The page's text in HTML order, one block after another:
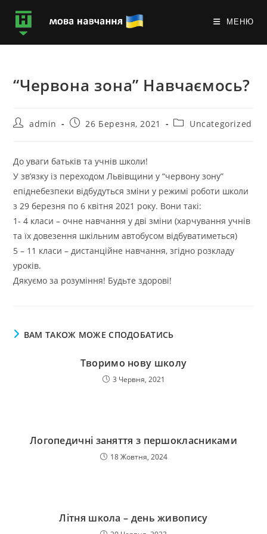
МЕНЮ
“Червона зона” Навчаємось?
admin 26 Березня, 2021 Uncategorized
До уваги батьків та учнів школи!
У зв’язку із переходом Львівщини у “червону зону”
епіднебезпеки відбудуться зміни у режимі роботи школи
з 29 березня по 6 квітня 2021 року. Вони такі:
1- 4 класи – очне навчання у дві зміни (харчування учнів
та їх довезення шкільним автобусом відбуватиметься)
5 – 11 класи – дистанційне навчання, згідно розкладу
уроків.
Дякуємо за розуміння! Будьте здорові!
ВАМ ТАКОЖ МОЖЕ СПОДОБАТИСЬ
Творимо нову школу
3 Червня, 2021
Логопедичні заняття з першокласниками
18 Жовтня, 2024
Літня школа – день живопису